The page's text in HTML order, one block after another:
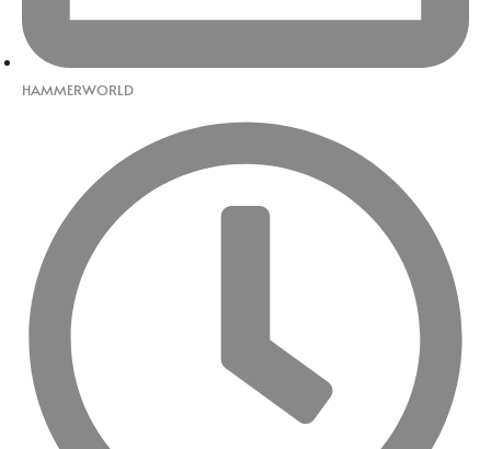
HAMMERWORLD